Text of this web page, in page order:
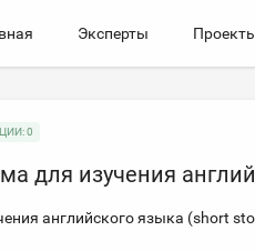
Эксперты
0
для изучения
английского языка (short